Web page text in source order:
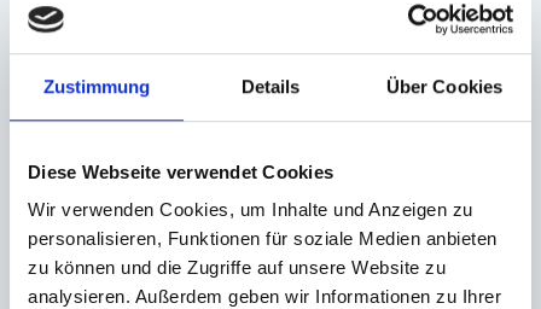
Zustimmung Details Über Cookies
Diese Webseite verwendet Cookies
Wir verwenden Cookies, um Inhalte und Anzeigen zu
personalisieren, Funktionen für soziale Medien anbieten
zu können und die Zugriffe auf unsere Website zu
analysieren. Außerdem geben wir Informationen zu Ihrer